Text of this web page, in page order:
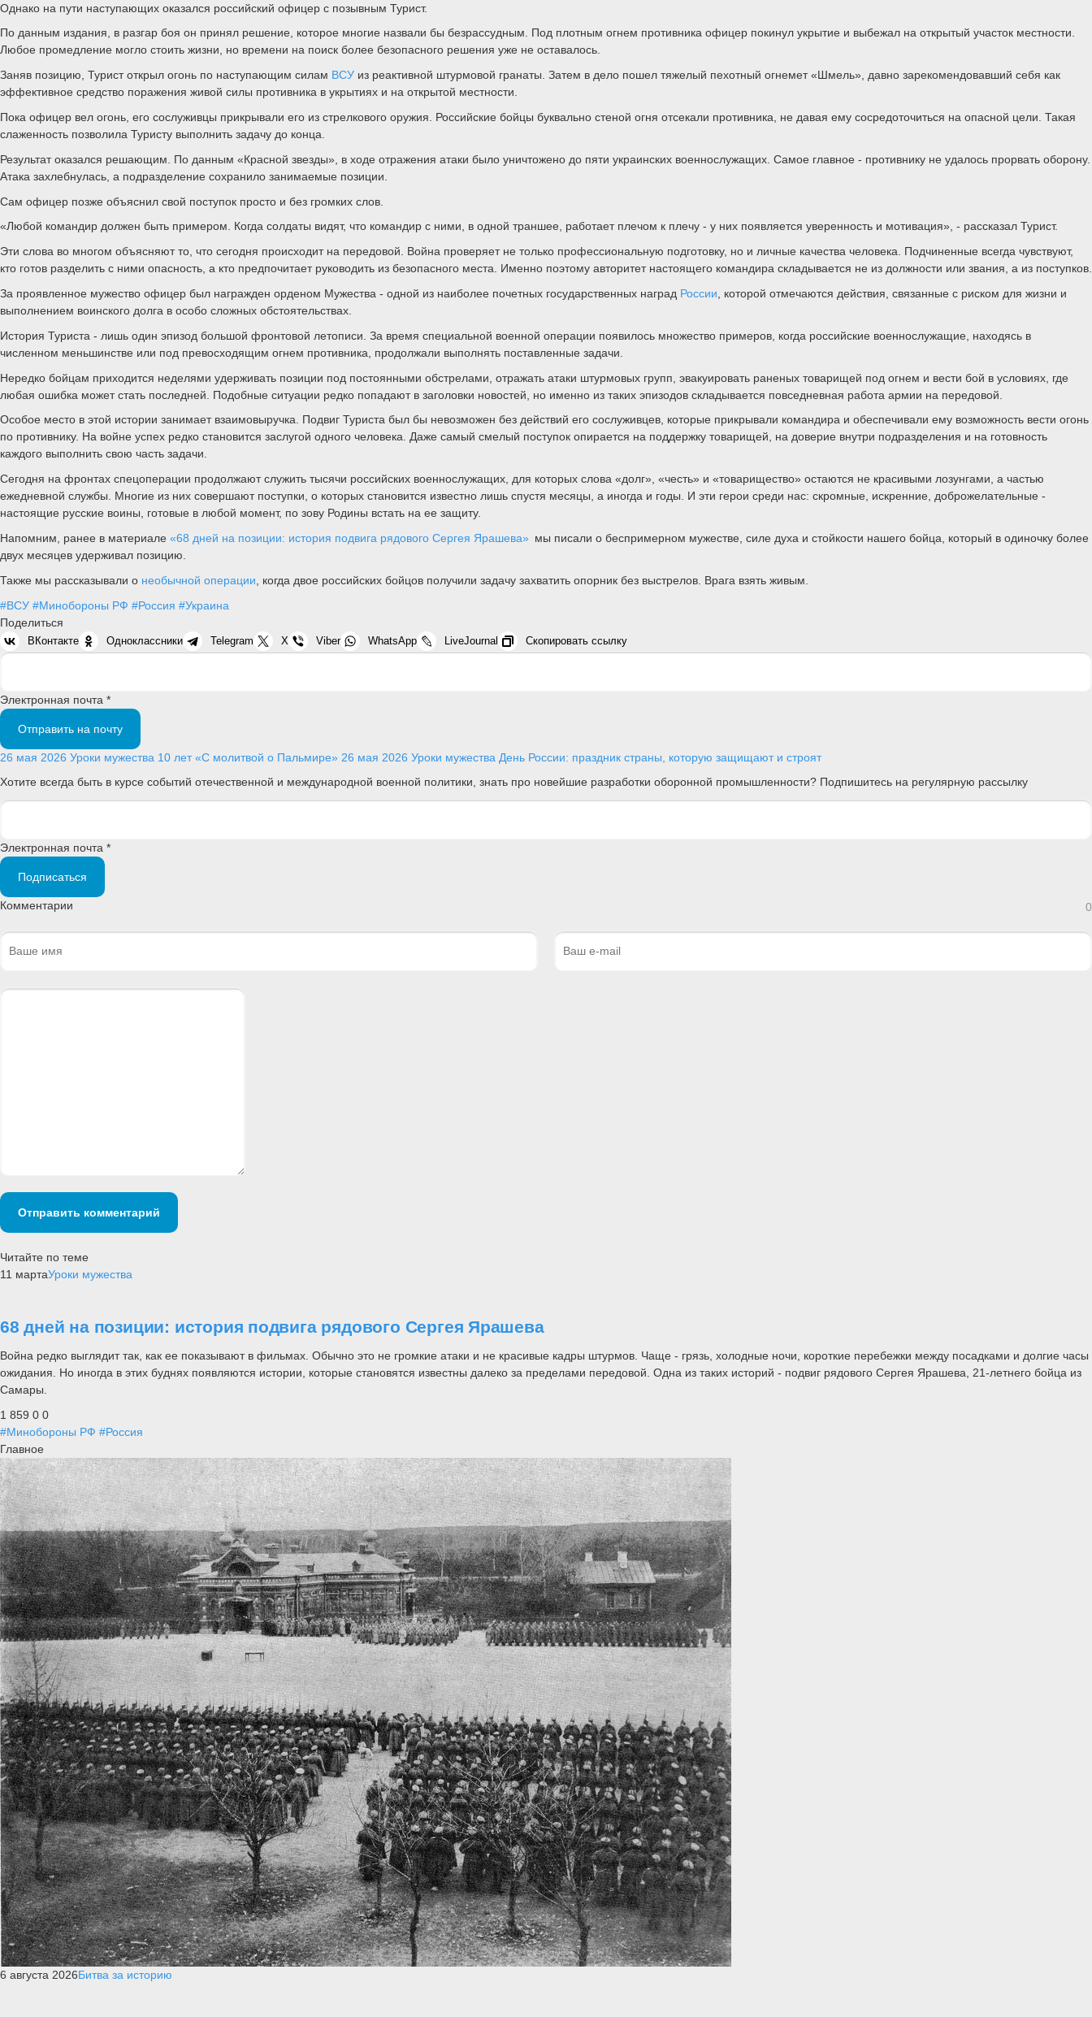
Однако на пути наступающих оказался российский офицер с позывным Турист.
По данным издания, в разгар боя он принял решение, которое многие назвали бы безрассудным. Под плотным огнем противника офицер покинул укрытие и выбежал на открытый участок местности.
Любое промедление могло стоить жизни, но времени на поиск более безопасного решения уже не оставалось.
Заняв позицию, Турист открыл огонь по наступающим силам ВСУ из реактивной штурмовой гранаты. Затем в дело пошел тяжелый пехотный огнемет «Шмель», давно зарекомендовавший себя как
эффективное средство поражения живой силы противника в укрытиях и на открытой местности.
Пока офицер вел огонь, его сослуживцы прикрывали его из стрелкового оружия. Российские бойцы буквально стеной огня отсекали противника, не давая ему сосредоточиться на опасной цели. Такая
слаженность позволила Туристу выполнить задачу до конца.
Результат оказался решающим. По данным «Красной звезды», в ходе отражения атаки было уничтожено до пяти украинских военнослужащих. Самое главное - противнику не удалось прорвать оборону.
Атака захлебнулась, а подразделение сохранило занимаемые позиции.
Сам офицер позже объяснил свой поступок просто и без громких слов.
«Любой командир должен быть примером. Когда солдаты видят, что командир с ними, в одной траншее, работает плечом к плечу - у них появляется уверенность и мотивация», - рассказал Турист.
Эти слова во многом объясняют то, что сегодня происходит на передовой. Война проверяет не только профессиональную подготовку, но и личные качества человека. Подчиненные всегда чувствуют,
кто готов разделить с ними опасность, а кто предпочитает руководить из безопасного места. Именно поэтому авторитет настоящего командира складывается не из должности или звания, а из поступков.
За проявленное мужество офицер был награжден орденом Мужества - одной из наиболее почетных государственных наград России , которой отмечаются действия, связанные с риском для жизни и
выполнением воинского долга в особо сложных обстоятельствах.
История Туриста - лишь один эпизод большой фронтовой летописи. За время специальной военной операции появилось множество примеров, когда российские военнослужащие, находясь в
численном меньшинстве или под превосходящим огнем противника, продолжали выполнять поставленные задачи.
Нередко бойцам приходится неделями удерживать позиции под постоянными обстрелами, отражать атаки штурмовых групп, эвакуировать раненых товарищей под огнем и вести бой в условиях, где
любая ошибка может стать последней. Подобные ситуации редко попадают в заголовки новостей, но именно из таких эпизодов складывается повседневная работа армии на передовой.
Особое место в этой истории занимает взаимовыручка. Подвиг Туриста был бы невозможен без действий его сослуживцев, которые прикрывали командира и обеспечивали ему возможность вести огонь
по противнику. На войне успех редко становится заслугой одного человека. Даже самый смелый поступок опирается на поддержку товарищей, на доверие внутри подразделения и на готовность
каждого выполнить свою часть задачи.
Сегодня на фронтах спецоперации продолжают служить тысячи российских военнослужащих, для которых слова «долг», «честь» и «товарищество» остаются не красивыми лозунгами, а частью
ежедневной службы. Многие из них совершают поступки, о которых становится известно лишь спустя месяцы, а иногда и годы. И эти герои среди нас: скромные, искренние, доброжелательные -
настоящие русские воины, готовые в любой момент, по зову Родины встать на ее защиту.
Напомним, ранее в материале «68 дней на позиции: история подвига рядового Сергея Ярашева» мы писали о беспримерном мужестве, силе духа и стойкости нашего бойца, который в одиночку более
двух месяцев удерживал позицию.
Также мы рассказывали о необычной операции , когда двое российских бойцов получили задачу захватить опорник без выстрелов. Врага взять живым.
#ВСУ #Минобороны РФ #Россия #Украина
Поделиться
ВКонтакте Одноклассники Telegram X Viber WhatsApp LiveJournal Скопировать ссылку
Электронная почта *
Отправить на почту
26 мая 2026 Уроки мужества 10 лет «С молитвой о Пальмире» 26 мая 2026 Уроки мужества День России: праздник страны, которую защищают и строят
Хотите всегда быть в курсе событий отечественной и международной военной политики, знать про новейшие разработки оборонной промышленности? Подпишитесь на регулярную рассылку
Электронная почта *
Подписаться
Комментарии 0
Отправить комментарий
Читайте по теме
11 мартаУроки мужества
68 дней на позиции: история подвига рядового Сергея Ярашева
Война редко выглядит так, как ее показывают в фильмах. Обычно это не громкие атаки и не красивые кадры штурмов. Чаще - грязь, холодные ночи, короткие перебежки между посадками и долгие часы
ожидания. Но иногда в этих буднях появляются истории, которые становятся известны далеко за пределами передовой. Одна из таких историй - подвиг рядового Сергея Ярашева, 21-летнего бойца из
Самары.
1 859 0 0
#Минобороны РФ #Россия
Главное
6 августа 2026Битва за историю